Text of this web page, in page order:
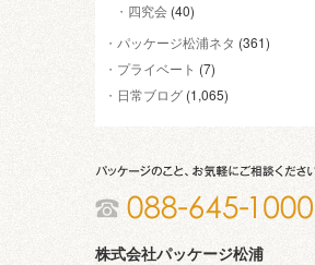
四究会 (40)
パッケージ松浦ネタ (361)
プライベート (7)
日常ブログ (1,065)
株式会社パッケージ松浦